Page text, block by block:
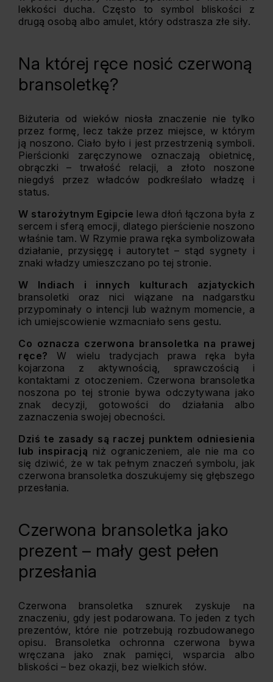
lekkości ducha. Często to symbol bliskości z
drugą osobą albo amulet, który odstrasza złe siły.
Na której ręce nosić czerwoną
bransoletkę?
Biżuteria od wieków niosła znaczenie nie tylko
przez formę, lecz także przez miejsce, w którym
ją noszono. Ciało było i jest przestrzenią symboli.
Pierścionki zaręczynowe oznaczają obietnicę,
obrączki – trwałość relacji, a złoto noszone
niegdyś przez władców podkreślało władzę i
status.
W starożytnym Egipcie lewa dłoń łączona była z
sercem i sferą emocji, dlatego pierścienie noszono
właśnie tam. W Rzymie prawa ręka symbolizowała
działanie, przysięgę i autorytet – stąd sygnety i
znaki władzy umieszczano po tej stronie.
W Indiach i innych kulturach azjatyckich
bransoletki oraz nici wiązane na nadgarstku
przypominały o intencji lub ważnym momencie, a
ich umiejscowienie wzmacniało sens gestu.
Co oznacza czerwona bransoletka na prawej
ręce?W wielu tradycjach prawa ręka była
kojarzona z aktywnością, sprawczością i
kontaktami z otoczeniem. Czerwona bransoletka
noszona po tej stronie bywa odczytywana jako
znak decyzji, gotowości do działania albo
zaznaczenia swojej obecności.
Dziś te zasady są raczej punktem odniesienia
lub inspiracją niż ograniczeniem, ale nie ma co
się dziwić, że w tak pełnym znaczeń symbolu, jak
czerwona bransoletka doszukujemy się głębszego
przesłania.
Czerwona bransoletka jako
prezent – mały gest pełen
przesłania
Czerwona bransoletka sznurek zyskuje na
znaczeniu, gdy jest podarowana. To jeden z tych
prezentów, które nie potrzebują rozbudowanego
opisu. Bransoletka ochronna czerwona bywa
wręczana jako znak pamięci, wsparcia albo
bliskości – bez okazji, bez wielkich słów.